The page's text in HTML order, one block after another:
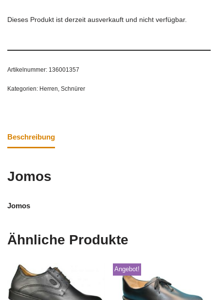
Dieses Produkt ist derzeit ausverkauft und nicht verfügbar.
Artikelnummer: 136001357
Kategorien: Herren Schnürer
Beschreibung
Jomos
Jomos
Ähnliche Produkte
Angebot!